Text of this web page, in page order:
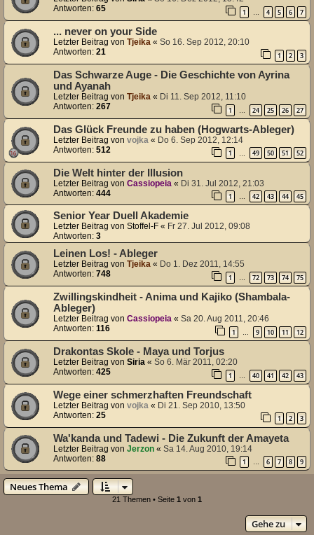
Antworten: 65 1 … 4 5 6 7
... never on your Side
Letzter Beitrag von Tjeika « So 16. Sep 2012, 20:10
Antworten: 21 1 2 3
Das Schwarze Auge - Die Geschichte von Ayrina
und Ayanah
Letzter Beitrag von Tjeika « Di 11. Sep 2012, 11:10
Antworten: 267 1 24 25 26 27
Das Glück Freunde zu haben (Hogwarts-Ableger)
Letzter Beitrag von vojka « Do 6. Sep 2012, 12:14
Antworten: 512 1 49 50 51 52
Die Welt hinter der Illusion
Letzter Beitrag von Cassiopeia « Di 31. Jul 2012, 21:03
Antworten: 444 1 … 42 43 44 45
Senior Year Duell Akademie
Letzter Beitrag von Stoffel-F « Fr 27. Jul 2012, 09:08
Antworten: 3
Leinen Los! - Ableger
Letzter Beitrag von Tjeika « Do 1. Dez 2011, 14:55
Antworten: 748 1 … 72 73 74 75
Zwillingskindheit - Anima und Kajiko (Shambala-
Ableger)
Letzter Beitrag von Cassiopeia « Sa 20. Aug 2011, 20:46
Antworten: 116 1 … 9 10 11 12
Drakontas Skole - Maya und Torjus
Letzter Beitrag von Siria « So 6. Mär 2011, 02:20
Antworten: 425 1 40 41 42 43
Wege einer schmerzhaften Freundschaft
Letzter Beitrag von vojka « Di 21. Sep 2010, 13:50
Antworten: 25 1 2 3
Wa'kanda und Tadewi - Die Zukunft der Amayeta
Letzter Beitrag von Jerzon « Sa 14. Aug 2010, 19:14
Antworten: 88 1 … 6 7 8 9
Neues Thema
21 Themen • Seite 1 von 1
Gehe zu